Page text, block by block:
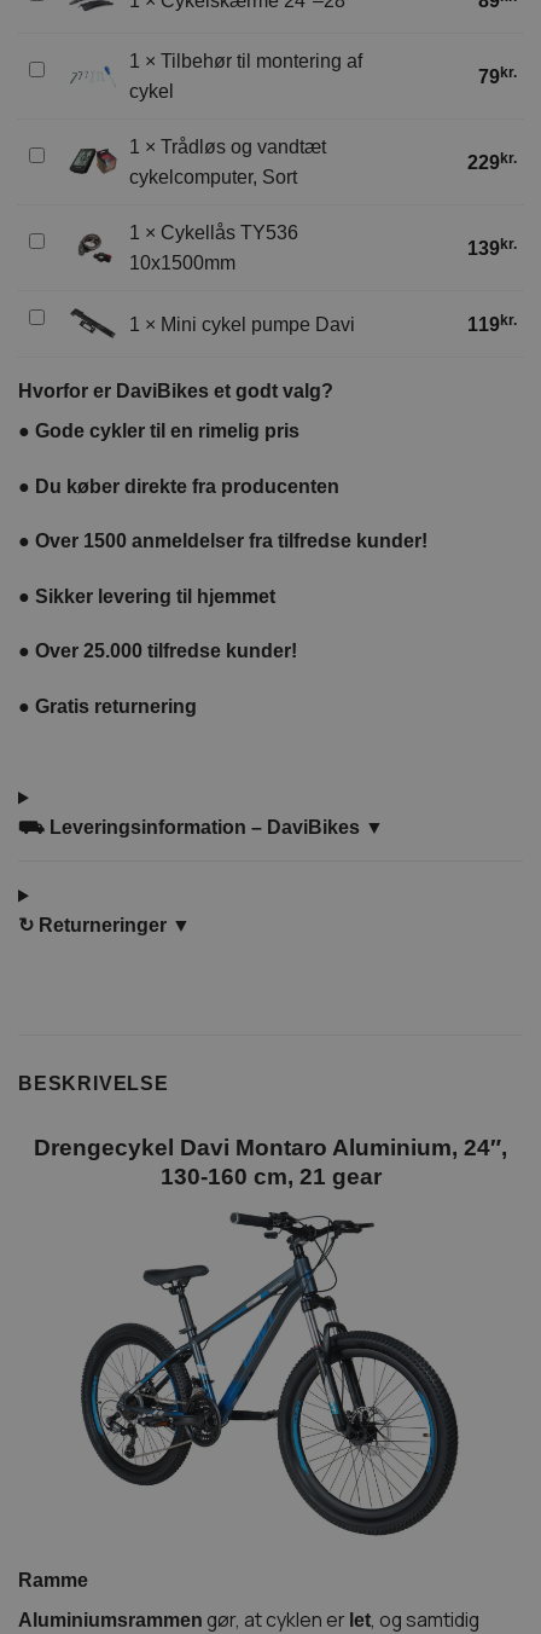
Tilbehør
af
1 × Tilbehør til montering af
cykel
79kr.
Trådløs
cykelcomputer,
1 × Trådløs og vandtæt
cykelcomputer, Sort
229kr.
Cykellås
1 × Cykellås TY536
10x1500mm
139kr.
Mini
Davi
1 × Mini cykel pumpe Davi 119kr.
Hvorfor er DaviBikes et godt valg?
● Gode cykler til en rimelig pris
● Du køber direkte fra producenten
● Over 1500 anmeldelser fra tilfredse kunder!
● Sikker levering til hjemmet
● Over 25.000 tilfredse kunder!
● Gratis returnering
⛟ Leveringsinformation – DaviBikes ▼
↻ Returneringer ▼
BESKRIVELSE
Drengecykel Davi Montaro Aluminium, 24″,
130-160 cm, 21 gear
Ramme
Aluminiumsrammen gør, at cyklen er let, og samtidig